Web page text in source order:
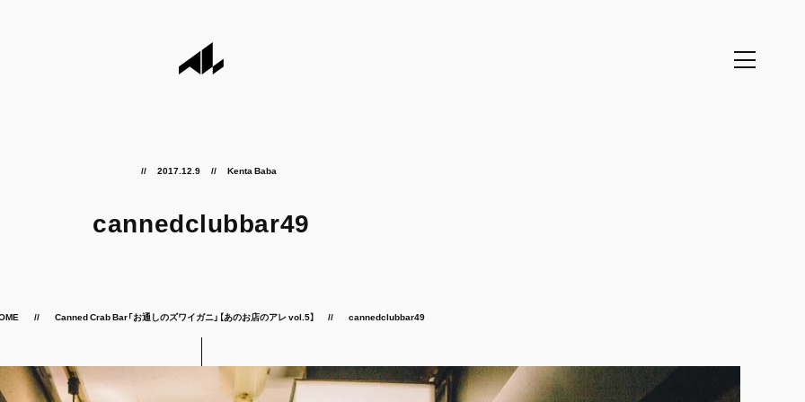
2017.12.9 Kenta Baba
cannedclubbar49
Canned Crab Bar「お通しのズワイガニ」【あのお店のアレ vol.5】 cannedclubbar49